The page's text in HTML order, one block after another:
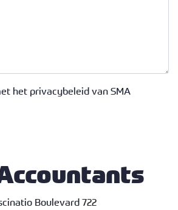
het privacybeleid van SMA
Boulevard 722